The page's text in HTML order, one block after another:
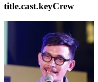
title.cast.keyCrew